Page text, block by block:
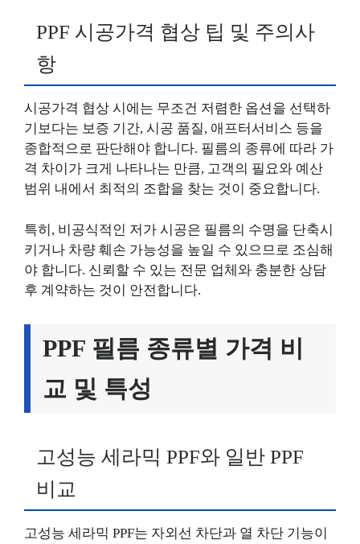
PPF 시공가격 협상 팁 및 주의사
항
시공가격 협상 시에는 무조건 저렴한 옵션을 선택하
기보다는 보증 기간, 시공 품질, 애프터서비스 등을
종합적으로 판단해야 합니다. 필름의 종류에 따라 가
격 차이가 크게 나타나는 만큼, 고객의 필요와 예산
범위 내에서 최적의 조합을 찾는 것이 중요합니다.
특히, 비공식적인 저가 시공은 필름의 수명을 단축시
키거나 차량 훼손 가능성을 높일 수 있으므로 조심해
야 합니다. 신뢰할 수 있는 전문 업체와 충분한 상담
후 계약하는 것이 안전합니다.
PPF 필름 종류별 가격 비
교 및 특성
고성능 세라믹 PPF와 일반 PPF
비교
고성능 세라믹 PPF는 자외선 차단과 열 차단 기능이